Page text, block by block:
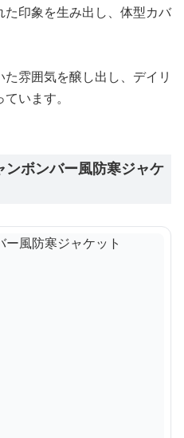
印象を生み出し、体型カバ
雰囲気を醸し出し、デイリ
います。
ボンバー風防寒ジャケ